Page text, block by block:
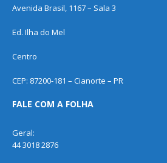
Avenida Brasil, 1167 – Sala 3
Ed. Ilha do Mel
Centro
CEP: 87200-181 – Cianorte – PR
FALE COM A FOLHA
Geral:
44 3018 2876